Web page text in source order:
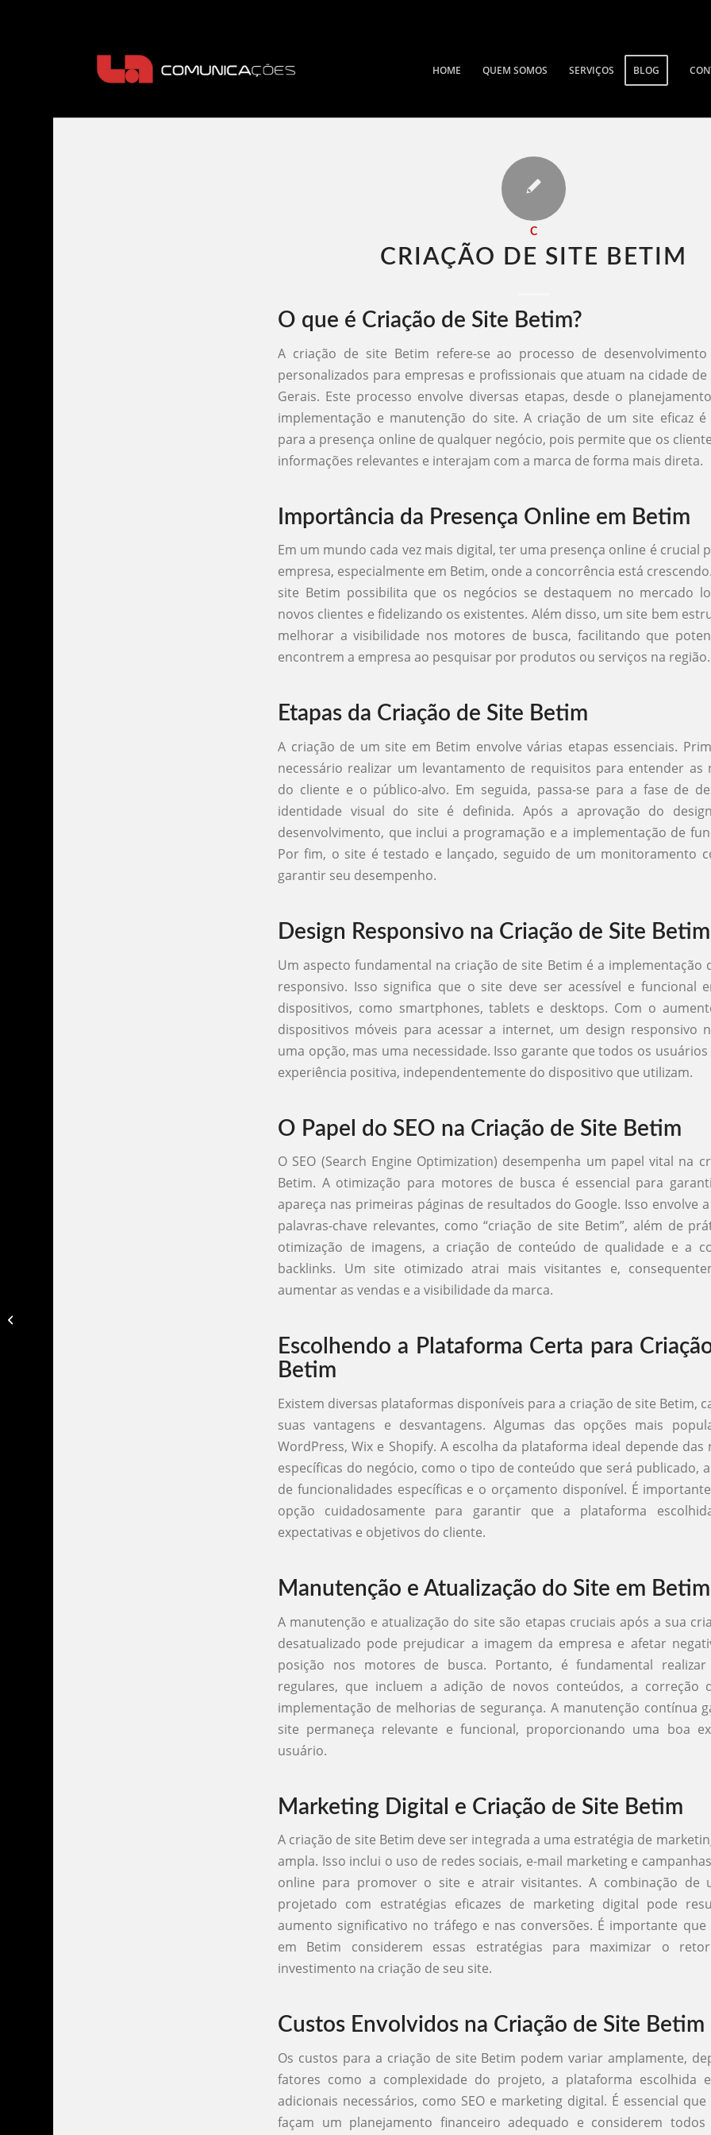
HOME QUEM SOMOS SERVIÇOS BLOG
C
CRIAÇÃO DE SITE BETIM​
O que é Criação de Site Betim?
A criação de site Betim refere-se ao processo de
personalizados para empresas e profissionais que atuam na cidade de
Gerais. Este processo envolve diversas etapas, desde o
implementação e manutenção do site. A criação de um site eficaz é
para a presença online de qualquer negócio, pois permite que os
informações relevantes e interajam com a marca de forma mais direta.
Importância da Presença Online em Betim
Em um mundo cada vez mais digital, ter uma presença online é crucial
empresa, especialmente em Betim, onde a concorrência está
site Betim possibilita que os negócios se destaquem no mercado
novos clientes e fidelizando os existentes. Além disso, um site bem
melhorar a visibilidade nos motores de busca, facilitando que
encontrem a empresa ao pesquisar por produtos ou serviços na região.
Etapas da Criação de Site Betim
A criação de um site em Betim envolve várias etapas essenciais.
necessário realizar um levantamento de requisitos para entender as
do cliente e o público-alvo. Em seguida, passa-se para a fase de
identidade visual do site é definida. Após a aprovação do
desenvolvimento, que inclui a programação e a implementação de
Por fim, o site é testado e lançado, seguido de um monitoramento
garantir seu desempenho.
Design Responsivo na Criação de Site Betim
Um aspecto fundamental na criação de site Betim é a implementação
responsivo. Isso significa que o site deve ser acessível e funcional
dispositivos, como smartphones, tablets e desktops. Com o
dispositivos móveis para acessar a internet, um design responsivo
uma opção, mas uma necessidade. Isso garante que todos os
experiência positiva, independentemente do dispositivo que utilizam.
O Papel do SEO na Criação de Site Betim
O SEO (Search Engine Optimization) desempenha um papel vital na
Betim. A otimização para motores de busca é essencial para
apareça nas primeiras páginas de resultados do Google. Isso envolve
palavras-chave relevantes, como “criação de site Betim”, além de
otimização de imagens, a criação de conteúdo de qualidade e a
backlinks. Um site otimizado atrai mais visitantes e,
aumentar as vendas e a visibilidade da marca.
Escolhendo a Plataforma Certa para
Betim
Existem diversas plataformas disponíveis para a criação de site Betim,
suas vantagens e desvantagens. Algumas das opções mais
WordPress, Wix e Shopify. A escolha da plataforma ideal depende das
específicas do negócio, como o tipo de conteúdo que será publicado,
de funcionalidades específicas e o orçamento disponível. É
opção cuidadosamente para garantir que a plataforma
expectativas e objetivos do cliente.
Manutenção e Atualização do Site em Betim
A manutenção e atualização do site são etapas cruciais após a sua
desatualizado pode prejudicar a imagem da empresa e afetar
posição nos motores de busca. Portanto, é fundamental realizar
regulares, que incluem a adição de novos conteúdos, a correção
implementação de melhorias de segurança. A manutenção contínua
site permaneça relevante e funcional, proporcionando uma boa
usuário.
Marketing Digital e Criação de Site Betim
A criação de site Betim deve ser integrada a uma estratégia de
ampla. Isso inclui o uso de redes sociais, e-mail marketing e
online para promover o site e atrair visitantes. A combinação de
projetado com estratégias eficazes de marketing digital pode
aumento significativo no tráfego e nas conversões. É importante que
em Betim considerem essas estratégias para maximizar o
investimento na criação de seu site.
Custos Envolvidos na Criação de Site Betim
Os custos para a criação de site Betim podem variar amplamente,
fatores como a complexidade do projeto, a plataforma escolhida
adicionais necessários, como SEO e marketing digital. É essencial que
façam um planejamento financeiro adequado e considerem todos